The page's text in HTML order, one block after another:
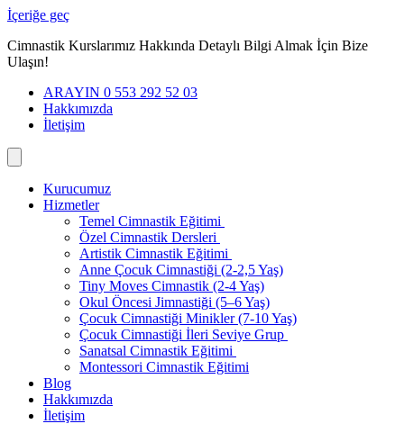
İçeriğe geç
Cimnastik Kurslarımız Hakkında Detaylı Bilgi Almak İçin Bize
Ulaşın!
ARAYIN 0 553 292 52 03
Hakkımızda
İletişim
Kurucumuz
Hizmetler
Temel Cimnastik Eğitimi
Özel Cimnastik Dersleri
Artistik Cimnastik Eğitimi
Anne Çocuk Cimnastiği (2-2,5 Yaş)
Tiny Moves Cimnastik (2-4 Yaş)
Okul Öncesi Jimnastiği (5–6 Yaş)
Çocuk Cimnastiği Minikler (7-10 Yaş)
Çocuk Cimnastiği İleri Seviye Grup
Sanatsal Cimnastik Eğitimi
Montessori Cimnastik Eğitimi
Blog
Hakkımızda
İletişim